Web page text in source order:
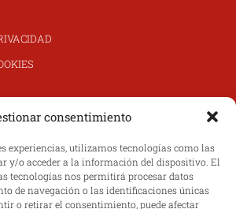
consentimiento
experiencias, utilizamos tecnologías como las
y/o acceder a la información del dispositivo. El
tecnologías nos permitirá procesar datos
de navegación o las identificaciones únicas
o retirar el consentimiento, puede afectar